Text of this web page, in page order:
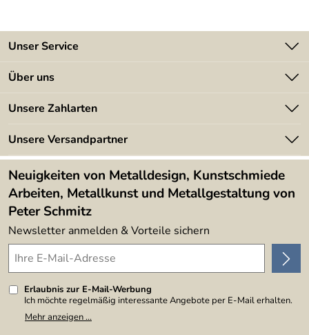
Unser Service
Kontakt
Kundeninformationen
Newsletter
Lieferbedingungen
Über uns
Angebote
Kundenbewertungen (394)
4,9/5
Unsere Zahlarten
Unsere Versandpartner
Neuigkeiten von Metalldesign, Kunstschmiede
Arbeiten, Metallkunst und Metallgestaltung von
Peter Schmitz
Newsletter anmelden & Vorteile sichern
Erlaubnis zur E-Mail-Werbung
Ich möchte regelmäßig interessante Angebote per E-Mail erhalten.
Meine E-Mail-Adresse wird nicht an andere Unternehmen
weitergegeben. Zu statistischen Zwecken wird in anonymer Form
Mehr anzeigen ...